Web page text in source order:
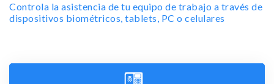
Controla la asistencia de tu equipo de trabajo a través de
dispositivos biométricos, tablets, PC o celulares